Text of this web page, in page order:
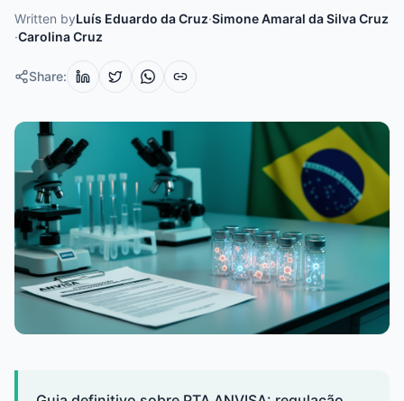
Written byLuís Eduardo da Cruz·Simone Amaral da Silva Cruz
·Carolina Cruz
Share: